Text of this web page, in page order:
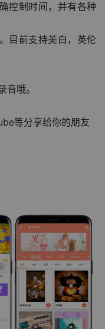
控制时间，并有各种
目前支持美白，英伦
哦。
等分享给你的朋友